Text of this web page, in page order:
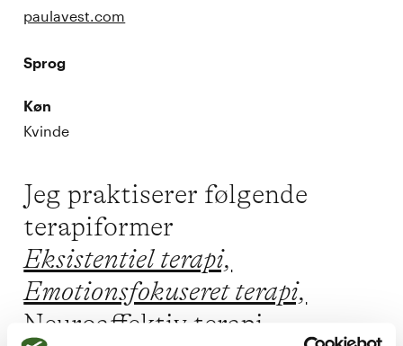
paulavest.com
Sprog
Køn
Kvinde
Jeg praktiserer følgende
terapiformer
Eksistentiel terapi,
Emotionsfokuseret terapi,
Neuroaffektiv terapi,